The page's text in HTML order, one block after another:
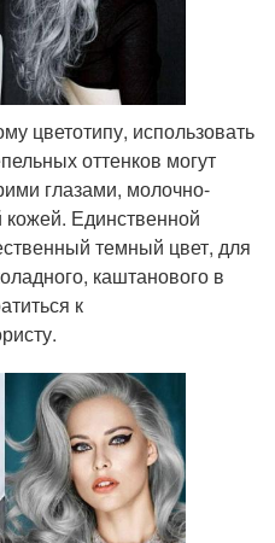
цветотипу, использовать
оттенков могут
глазами, молочно-
Единственной
темный цвет, для
каштанового в
к